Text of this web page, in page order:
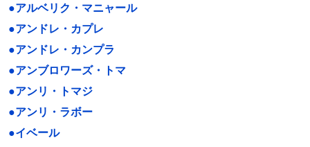
●アルベリク・マニャール
●アンドレ・カプレ
●アンドレ・カンプラ
●アンブロワーズ・トマ
●アンリ・トマジ
●アンリ・ラボー
●イベール